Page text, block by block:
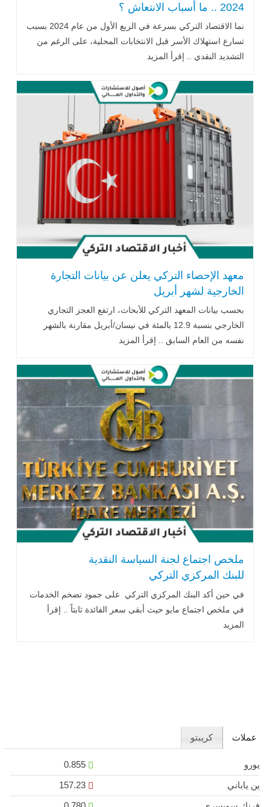
2024 .. ما أسباب الانتعاش ؟
نما الاقتصاد التركي بسرعة في الربع الأول من عام 2024 بسبب
تسارع استهلاك الأسر قبل الانتخابات المحلية، على الرغم من
التشديد النقدي .. إقرأ المزيد
معهد الإحصاء التركي يعلن عن بيانات التجارة
الخارجية لشهر أبريل
بحسب بيانات المعهد التركي للأبحاث، ارتفع العجز التجاري
الخارجي بنسبة 12.9 بالمئة في نيسان/أبريل مقارنة بالشهر
نفسه من العام السابق .. إقرأ المزيد
ملخص اجتماع لجنة السياسة النقدية
للبنك المركزي التركي
في حين أكد البنك المركزي التركي على جمود تضخم الخدمات
في ملخص اجتماع مايو حيث أبقى سعر الفائدة ثابتاً .. إقرأ
المزيد
عملات كريبتو
يورو
0.855
ين ياباني
157.23